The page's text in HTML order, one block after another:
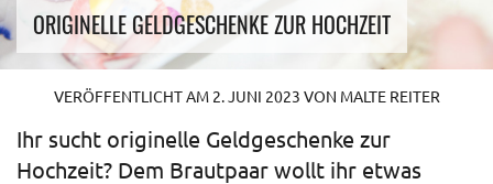
ORIGINELLE GELDGESCHENKE ZUR HOCHZEIT
VERÖFFENTLICHT AM 2. JUNI 2023 VON MALTE REITER
Ihr sucht originelle Geldgeschenke zur
Hochzeit? Dem Brautpaar wollt ihr etwas